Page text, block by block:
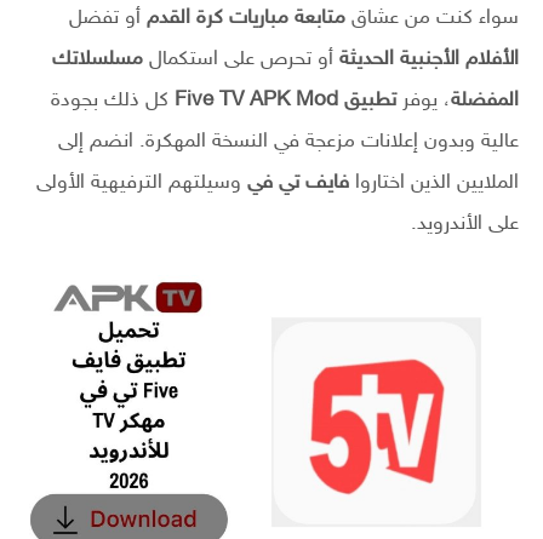
سواء كنت من عشاق متابعة مباريات كرة القدم أو تفضل
الأفلام الأجنبية الحديثة أو تحرص على استكمال مسلسلاتك
المفضلة، يوفرتطبيق Five TV APK Mod
كل ذلك بجودة
عالية وبدون إعلانات مزعجة في النسخة المهكرة. انضم إلى
الملايين الذين اختاروا فايف تي في وسيلتهم الترفيهية الأولى
على الأندرويد.